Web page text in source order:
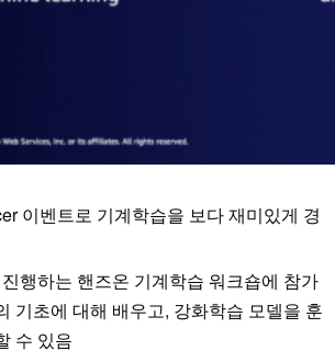
이벤트로 기계학습을 보다 재미있게 경
행하는 핸즈온 기계학습 워크숍에 참가
기초에 대해 배우고, 강화학습 모델을 훈
수 있음